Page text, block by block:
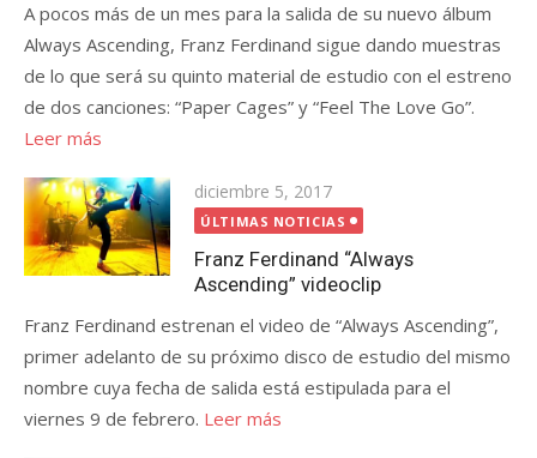
A pocos más de un mes para la salida de su nuevo álbum
Always Ascending, Franz Ferdinand sigue dando muestras
de lo que será su quinto material de estudio con el estreno
de dos canciones: “Paper Cages” y “Feel The Love Go”.
Leer más
Publicada
el
diciembre 5, 2017
ÚLTIMAS NOTICIAS
Franz Ferdinand “Always
Ascending” videoclip
Franz Ferdinand estrenan el video de “Always Ascending”,
primer adelanto de su próximo disco de estudio del mismo
nombre cuya fecha de salida está estipulada para el
viernes 9 de febrero. Leer más